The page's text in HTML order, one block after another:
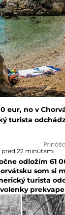
eur, no v
turista
pred 22 minútami
odložím 61
som si
turista